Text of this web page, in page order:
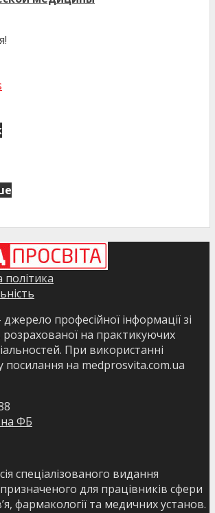
політика
професійної інформації зі
на практикуючих
При використанні
посилання на medprosvita.com.ua
ФБ
спеціалізованого видання
для працівників сфери
фармакології та медичних установ.